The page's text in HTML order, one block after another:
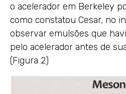
o acelerador em Berkeley
como constatou Cesar, no
observar emulsões que
pelo acelerador antes de
(Figura 2)